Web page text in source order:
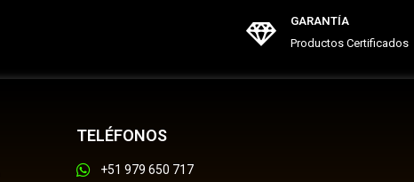
GARANTÍA
Productos Certificados
TELÉFONOS
+51 979 650 717